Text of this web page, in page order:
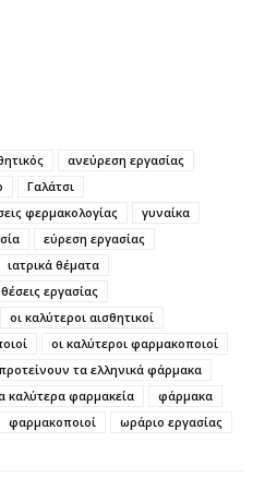
ανεύρεση εργασίας
Γαλάτσι
φερμακολογίας
γυναίκα
εύρεση εργασίας
ιατρικά θέματα
εργασίας
οι καλύτεροι αισθητικοί
οι καλύτεροι φαρμακοποιοί
τα ελληνικά φάρμακα
καλύτερα φαρμακεία
φάρμακα
φαρμακοποιοί ωράριο εργασίας